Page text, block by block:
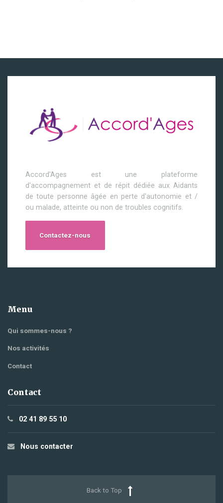
Accord'Ages est une plateforme
d'accompagnement et de répit dédiée aux Aidants
de toute personne âgée en perte d'autonomie et /
ou malade, atteinte ou non de troubles cognitifs.
Contactez-nous
Menu
Qui sommes-nous ?
Nos activités
Contact
Contact
02 41 89 55 10
Nous contacter
Back to Top